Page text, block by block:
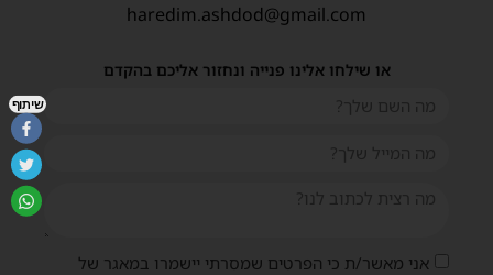
haredim.ashdod@gmail.com
או שילחו אלינו פנייה ונחזור אליכם בהקדם
אני מאשר/ת כי הפרטים שמסרתי יישמרו במאגר של
שיתוף